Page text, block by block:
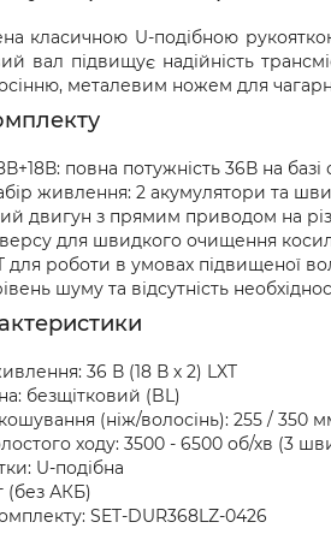
класичною U-подібною
вал підвищує надійність
металевим ножем для
повна потужність 36В на базі
живлення: 2 акумулятори та
двигун з прямим приводом на
для швидкого очищення
для роботи в умовах підвищеної
шуму та відсутність
36 В (18 В х 2) LXT
безщітковий (BL)
(ніж/волосінь): 255 / 350
ходу: 3500 - 6500 об/хв (3
U-подібна
(без АКБ)
SET-DUR368LZ-0426